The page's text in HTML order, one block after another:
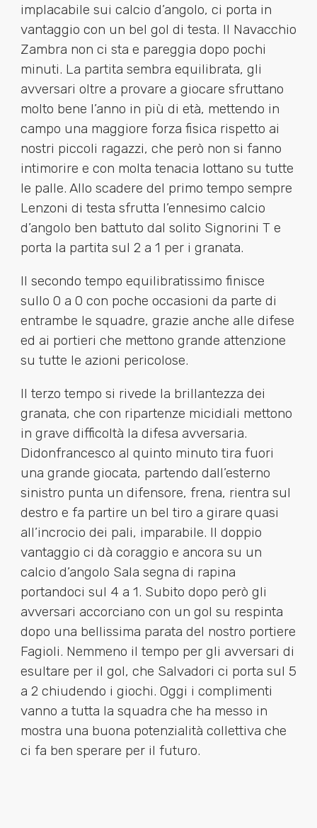
implacabile sui calcio d’angolo, ci porta in
vantaggio con un bel gol di testa. Il Navacchio
Zambra non ci sta e pareggia dopo pochi
minuti. La partita sembra equilibrata, gli
avversari oltre a provare a giocare sfruttano
molto bene l’anno in più di età, mettendo in
campo una maggiore forza fisica rispetto ai
nostri piccoli ragazzi, che però non si fanno
intimorire e con molta tenacia lottano su tutte
le palle. Allo scadere del primo tempo sempre
Lenzoni di testa sfrutta l’ennesimo calcio
d’angolo ben battuto dal solito Signorini T e
porta la partita sul 2 a 1 per i granata.
Il secondo tempo equilibratissimo finisce
sullo 0 a 0 con poche occasioni da parte di
entrambe le squadre, grazie anche alle difese
ed ai portieri che mettono grande attenzione
su tutte le azioni pericolose.
Il terzo tempo si rivede la brillantezza dei
granata, che con ripartenze micidiali mettono
in grave difficoltà la difesa avversaria.
Didonfrancesco al quinto minuto tira fuori
una grande giocata, partendo dall’esterno
sinistro punta un difensore, frena, rientra sul
destro e fa partire un bel tiro a girare quasi
all’incrocio dei pali, imparabile. Il doppio
vantaggio ci dà coraggio e ancora su un
calcio d’angolo Sala segna di rapina
portandoci sul 4 a 1. Subito dopo però gli
avversari accorciano con un gol su respinta
dopo una bellissima parata del nostro portiere
Fagioli. Nemmeno il tempo per gli avversari di
esultare per il gol, che Salvadori ci porta sul 5
a 2 chiudendo i giochi. Oggi i complimenti
vanno a tutta la squadra che ha messo in
mostra una buona potenzialità collettiva che
ci fa ben sperare per il futuro.